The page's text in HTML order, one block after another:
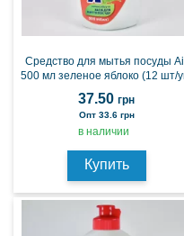
Средство для мытья посуды
500 мл зеленое яблоко (12 шт/
37.50 грн
Опт 33.6 грн
в наличии
Купить